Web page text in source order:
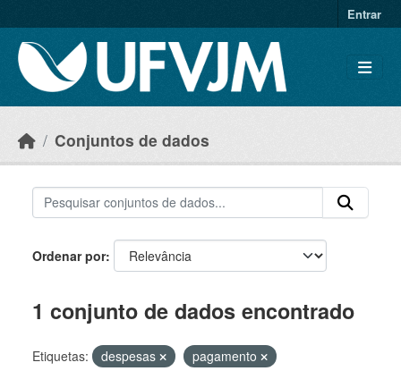
Entrar
Conjuntos de dados
Ordenar por
1 conjunto de dados encontrado
Etiquetas: despesas
pagamento